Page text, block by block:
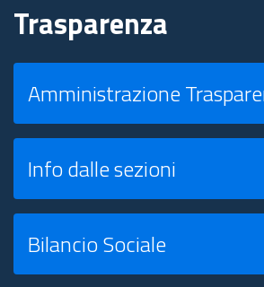
Trasparenza
Amministrazione
Info dalle sezioni
Bilancio Sociale